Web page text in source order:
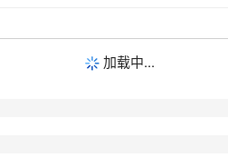
加载中...